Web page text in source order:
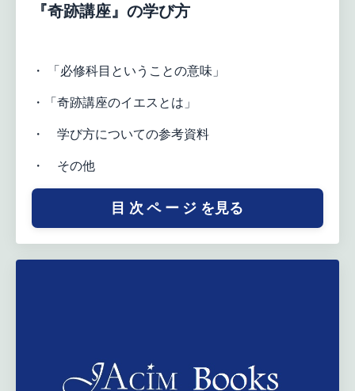
『奇跡講座』の学び方
・ 「必修科目ということの意味」
・「奇跡講座のイエスとは」
・ 学び方についての参考資料
・ その他
目 次 ペ ー ジ を見る